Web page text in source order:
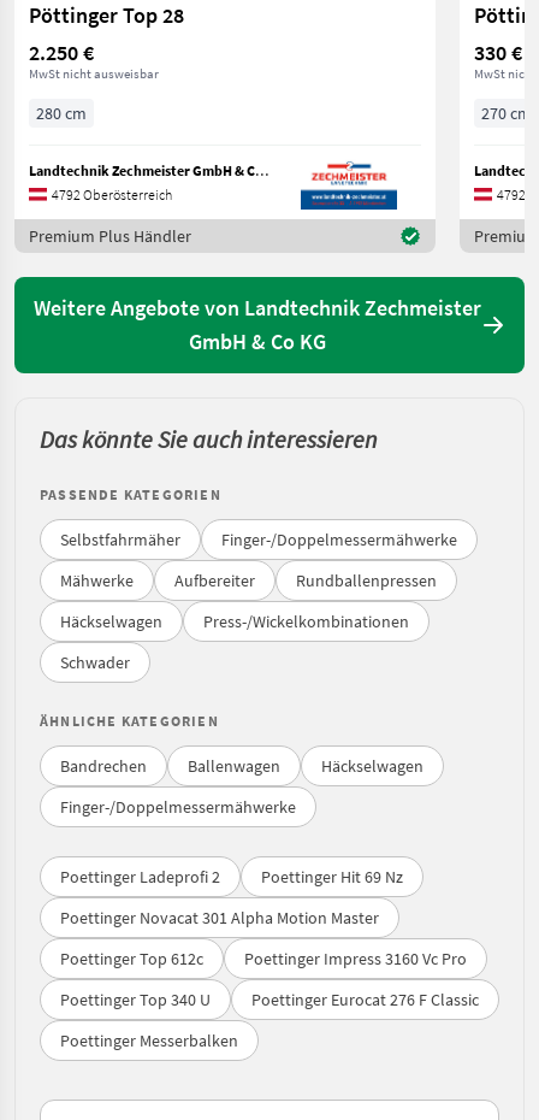
Pöttinger Top 28
2.250 €
MwSt nicht ausweisbar
280 cm
Landtechnik Zechmeister GmbH & Co KG
4792 Oberösterreich
Premium Plus Händler
330 €
MwSt
270 cm
4792
Weitere Angebote von Landtechnik Zechmeister
GmbH & Co KG
Das könnte Sie auch interessieren
PASSENDE KATEGORIEN
Selbstfahrmäher
Finger-/Doppelmessermähwerke
Mähwerke
Aufbereiter
Rundballenpressen
Häckselwagen
Press-/Wickelkombinationen
Schwader
ÄHNLICHE KATEGORIEN
Bandrechen Ballenwagen
Häckselwagen
Finger-/Doppelmessermähwerke
Poettinger Ladeprofi 2
Poettinger Hit 69 Nz
Poettinger Novacat 301 Alpha Motion Master
Poettinger Top 612c
Poettinger Impress 3160 Vc Pro
Poettinger Top 340 U
Poettinger Eurocat 276 F Classic
Poettinger Messerbalken